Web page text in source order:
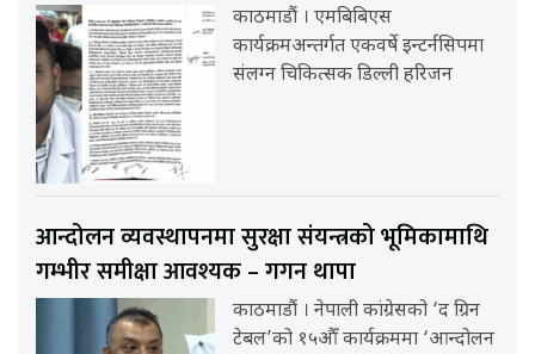
काठमाडौं । एमबिबिएस
कार्यक्रमअन्तर्गत एकवर्षे इन्टर्नसिपमा
संलग्न चिकित्सक डिल्ली हरिजन
आन्दोलन व्यवस्थापनमा सुरक्षा संयन्त्रको भूमिकामाथि
गम्भीर समीक्षा आवश्यक – गगन थापा
काठमाडौं । नेपाली कांग्रेसको ‘द ग्रिन
टेबल’को १५औँ कार्यक्रममा ‘आन्दोलन